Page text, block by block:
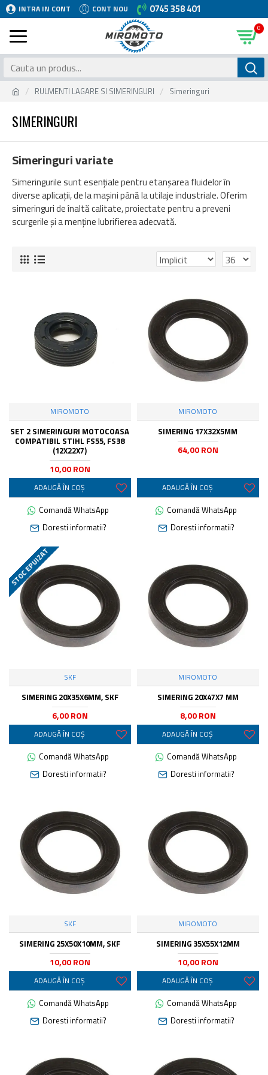
INTRA IN CONT CONT NOU 0745 358 401
0
RULMENTI LAGARE SI SIMERINGURI Simeringuri
SIMERINGURI
Simeringuri variate
Simeringurile sunt esențiale pentru etanșarea fluidelor în
diverse aplicații, de la mașini până la utilaje industriale. Oferim
simeringuri de înaltă calitate, proiectate pentru a preveni
scurgerile și a menține lubrifierea adecvată.
MIROMOTO
SET 2 SIMERINGURI MOTOCOASA
COMPATIBIL STIHL FS55, FS38
(12X22X7)
10,00 RON
ADAUGĂ ÎN COŞ
Comandă WhatsApp
Doresti informatii?
MIROMOTO
SIMERING 17X32X5MM
64,00 RON
ADAUGĂ ÎN COŞ
Comandă WhatsApp
Doresti informatii?
STOC EPUIZAT
SKF
SIMERING 20X35X6MM, SKF
6,00 RON
ADAUGĂ ÎN COŞ
Comandă WhatsApp
Doresti informatii?
MIROMOTO
SIMERING 20X47X7 MM
8,00 RON
ADAUGĂ ÎN COŞ
Comandă WhatsApp
Doresti informatii?
SKF
SIMERING 25X50X10MM, SKF
10,00 RON
ADAUGĂ ÎN COŞ
Comandă WhatsApp
Doresti informatii?
MIROMOTO
SIMERING 35X55X12MM
10,00 RON
ADAUGĂ ÎN COŞ
Comandă WhatsApp
Doresti informatii?